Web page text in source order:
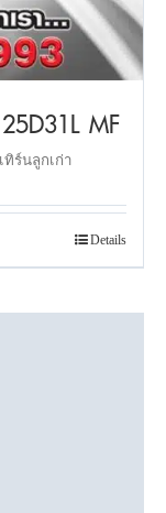
MF
ทิร์นลูกเก่า
Details